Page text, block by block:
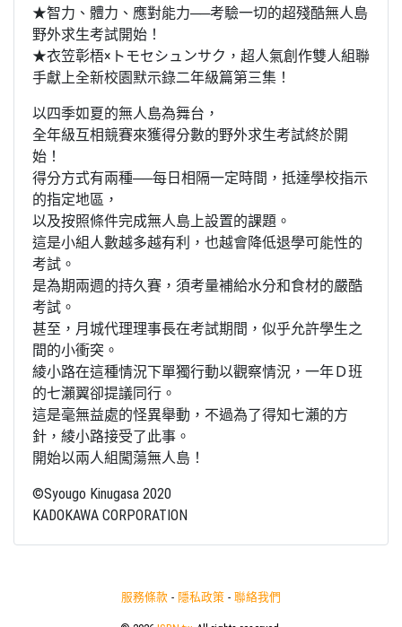
★智力、體力、應對能力──考驗一切的超殘酷無人島
野外求生考試開始！
★衣笠彰梧×トモセシュンサク，超人氣創作雙人組聯
手獻上全新校園默示錄二年級篇第三集！
以四季如夏的無人島為舞台，
全年級互相競賽來獲得分數的野外求生考試終於開
始！
得分方式有兩種──每日相隔一定時間，抵達學校指示
的指定地區，
以及按照條件完成無人島上設置的課題。
這是小組人數越多越有利，也越會降低退學可能性的
考試。
是為期兩週的持久賽，須考量補給水分和食材的嚴酷
考試。
甚至，月城代理理事長在考試期間，似乎允許學生之
間的小衝突。
綾小路在這種情況下單獨行動以觀察情況，一年Ｄ班
的七瀨翼卻提議同行。
這是毫無益處的怪異舉動，不過為了得知七瀨的方
針，綾小路接受了此事。
開始以兩人組闖蕩無人島！
©Syougo Kinugasa 2020
KADOKAWA CORPORATION
服務條款 - 隱私政策 - 聯絡我們